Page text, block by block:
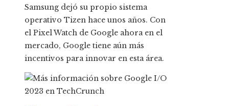
Samsung dejó su propio sistema
operativo Tizen hace unos años. Con
el Pixel Watch de Google ahora en el
mercado, Google tiene aún más
incentivos para innovar en esta área.